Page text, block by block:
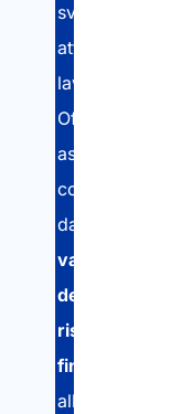
svolgere
attività
lavorativa.
Offriamo
assistenza
completa:
dalla
valutazione
delle
risorse
finanziarie
all’